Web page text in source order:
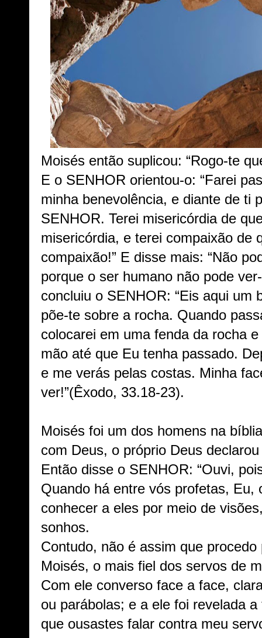
Moisés então suplicou: “Rogo-te
E o SENHOR orientou-o: “Farei
minha benevolência, e diante de ti
SENHOR. Terei misericórdia de
misericórdia, e terei compaixão de
compaixão!” E disse mais: “Não
porque o ser humano não pode
concluiu o SENHOR: “Eis aqui um
põe-te sobre a rocha. Quando
colocarei em uma fenda da rocha
mão até que Eu tenha passado.
e me verás pelas costas. Minha
ver!”(Êxodo, 33.18-23).
Moisés foi um dos homens na
com Deus, o próprio Deus
Então disse o SENHOR: “Ouvi,
Quando há entre vós profetas, Eu,
conhecer a eles por meio de
sonhos.
Contudo, não é assim que
Moisés, o mais fiel dos servos de
Com ele converso face a face,
ou parábolas; e a ele foi revelada
que ousastes falar contra meu